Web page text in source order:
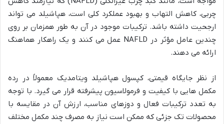
چربی، کاهش التهاب و بهبود عملکرد کلی است، هپاشیلد می تواند
ارجحیت داشته باشد. ترکیبات موجود در آن به طور همزمان بر روی
چندین عامل مؤثر در NAFLD عمل می کنند و یک راهکار هماهنگ
ارائه می دهند.
از نظر جایگاه قیمتی، کپسول هپاشیلد ویتامدیک معمولاً در رده
مکمل هایی با کیفیت و فرمولاسیون پیشرفته قرار می گیرد. با توجه
به تعدد ترکیبات فعال و دوزهای مناسب، ارزش آن در مقایسه با
محصولات تک جزئی که ممکن است نیاز به مصرف چند مکمل مختلف